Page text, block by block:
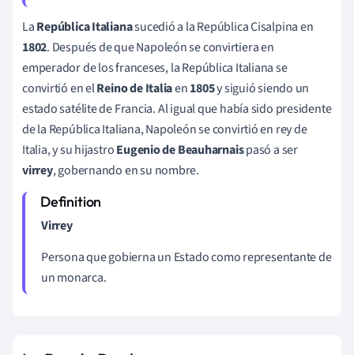
LaRepública Italianasucedió a la República Cisalpina en
1802. Después de que Napoleón se convirtiera en
emperador de los franceses, la República Italiana se
convirtió en elReino de Italiaen1805y siguió siendo un
estado satélite de Francia. Al igual que había sido presidente
de la República Italiana, Napoleón se convirtió en rey de
Italia, y su hijastroEugenio de Beauharnaispasó a ser
virrey, gobernando en su nombre.
Virrey
Persona que gobierna un Estado como representante de
un monarca.